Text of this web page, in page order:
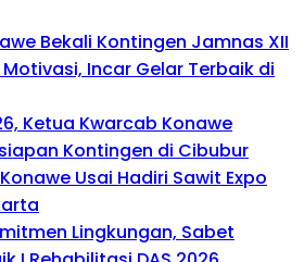
Bekali Kontingen Jamnas XII
Incar Gelar Terbaik di
Ketua Kwarcab Konawe
Kontingen di Cibubur
Usai Hadiri Sawit Expo
Lingkungan, Sabet